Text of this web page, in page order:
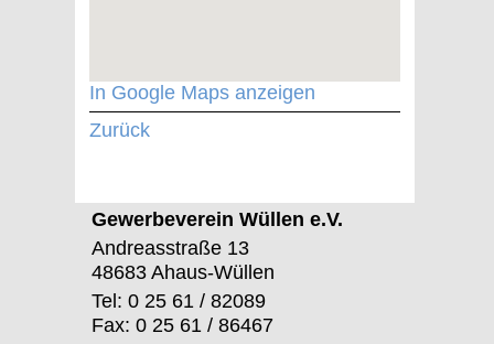
In Google Maps anzeigen
Zurück
Gewerbeverein Wüllen e.V.
Andreasstraße 13
48683 Ahaus-Wüllen
Tel: 0 25 61 / 82089
Fax: 0 25 61 / 86467